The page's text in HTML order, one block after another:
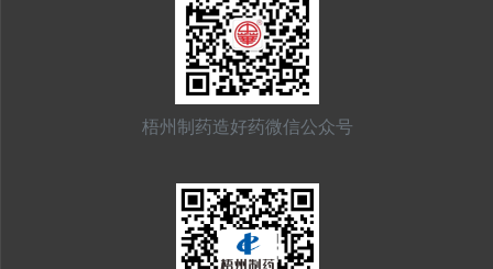
梧州制药造好药微信公众号